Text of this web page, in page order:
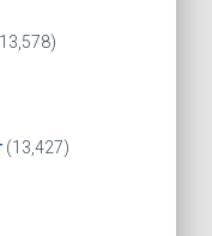
(13,427)